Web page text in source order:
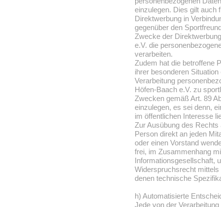
einzulegen. Dies gilt auch
Direktwerbung in
gegenüber den
Zwecke der
e.V. die
verarbeiten.
Zudem hat die betroffene
ihrer besonderen
Verarbeitung
Höfen-Baach e.V. zu
Zwecken gemäß Art. 89
einzulegen, es sei denn,
im öffentlichen Interesse
Zur Ausübung des
Person direkt an jeden
oder einen Vorstand
frei, im Zusammenhang
Informationsgesellschaft,
Widerspruchsrecht
denen technische
h) Automatisierte
Jede von der